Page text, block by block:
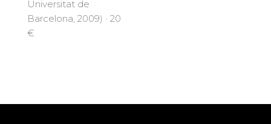
Universitat de
Barcelona, 2009) · 20
€